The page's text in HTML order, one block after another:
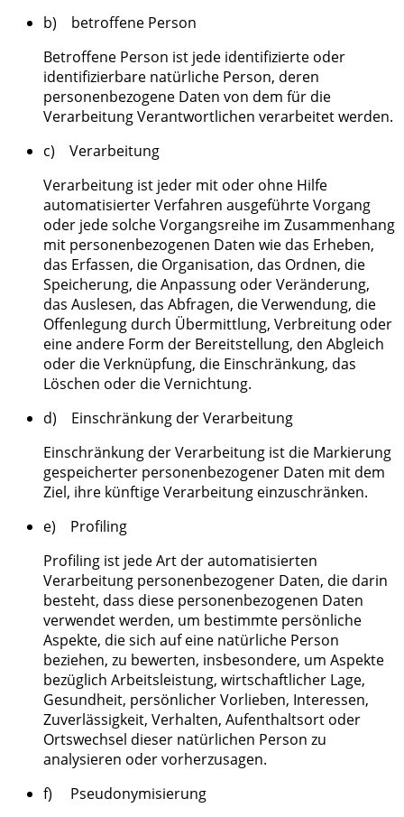
b) betroffene Person
Betroffene Person ist jede identifizierte oder
identifizierbare natürliche Person, deren
personenbezogene Daten von dem für die
Verarbeitung Verantwortlichen verarbeitet werden.
c) Verarbeitung
Verarbeitung ist jeder mit oder ohne Hilfe
automatisierter Verfahren ausgeführte Vorgang
oder jede solche Vorgangsreihe im Zusammenhang
mit personenbezogenen Daten wie das Erheben,
das Erfassen, die Organisation, das Ordnen, die
Speicherung, die Anpassung oder Veränderung,
das Auslesen, das Abfragen, die Verwendung, die
Offenlegung durch Übermittlung, Verbreitung oder
eine andere Form der Bereitstellung, den Abgleich
oder die Verknüpfung, die Einschränkung, das
Löschen oder die Vernichtung.
d) Einschränkung der Verarbeitung
Einschränkung der Verarbeitung ist die Markierung
gespeicherter personenbezogener Daten mit dem
Ziel, ihre künftige Verarbeitung einzuschränken.
e) Profiling
Profiling ist jede Art der automatisierten
Verarbeitung personenbezogener Daten, die darin
besteht, dass diese personenbezogenen Daten
verwendet werden, um bestimmte persönliche
Aspekte, die sich auf eine natürliche Person
beziehen, zu bewerten, insbesondere, um Aspekte
bezüglich Arbeitsleistung, wirtschaftlicher Lage,
Gesundheit, persönlicher Vorlieben, Interessen,
Zuverlässigkeit, Verhalten, Aufenthaltsort oder
Ortswechsel dieser natürlichen Person zu
analysieren oder vorherzusagen.
f) Pseudonymisierung